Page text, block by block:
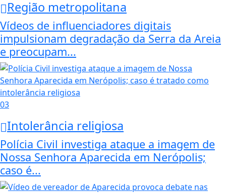
Região metropolitana
Vídeos de influenciadores digitais
impulsionam degradação da Serra da Areia
e preocupam...
03
Intolerância religiosa
Polícia Civil investiga ataque a imagem de
Nossa Senhora Aparecida em Nerópolis;
caso é...